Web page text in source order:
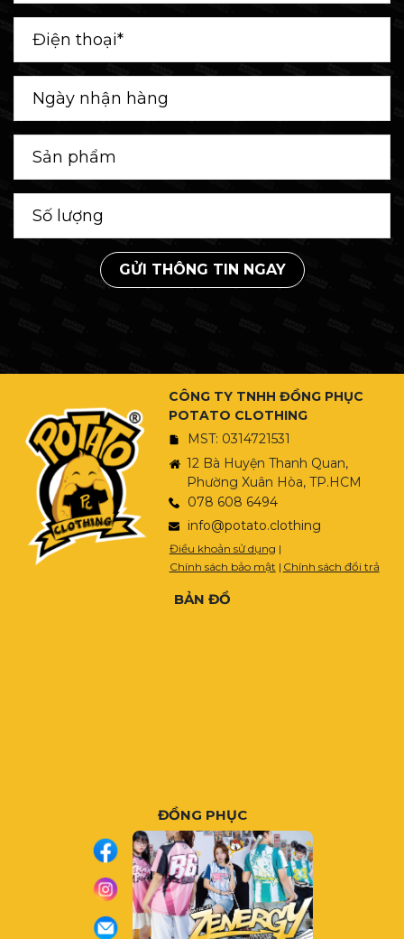
GỬI THÔNG TIN NGAY
CÔNG TY TNHH ĐỒNG PHỤC
POTATO CLOTHING
MST: 0314721531
12 Bà Huyện Thanh Quan,
Phường Xuân Hòa, TP.HCM
078 608 6494
info@potato.clothing
Điều khoản sử dụng |
Chính sách bảo mật | Chính sách đổi trả
BẢN ĐỒ
ĐỒNG PHỤC